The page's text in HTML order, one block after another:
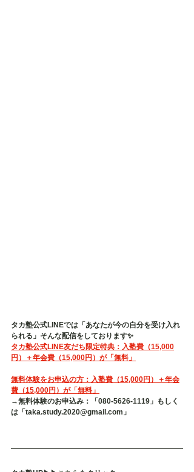
タカ塾公式LINEでは「あなたが今の自分を受け入れ
られる」そんな配信をしております✨
タカ塾公式LINE友だち限定特典：入塾費（15,000
円）＋年会費（15,000円）が「無料」
無料体験をお申込の方：入塾費（15,000円）＋年会
費（15,000円）が「無料」
→無料体験のお申込み：「080-5626-1119」もしく
は「taka.study.2020@gmail.com」